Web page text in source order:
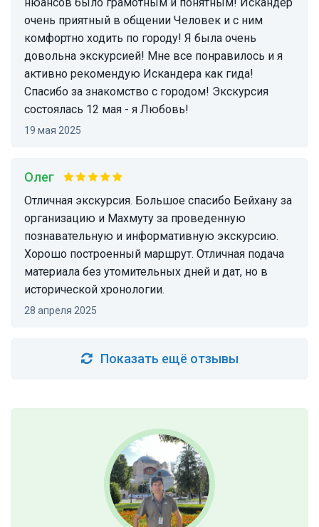
очень приятный в общении Человек и с ним
комфортно ходить по городу! Я была очень
довольна экскурсией! Мне все понравилось и я
активно рекомендую Искандера как гида!
Спасибо за знакомство с городом! Экскурсия
состоялась 12 мая - я Любовь!
19 мая 2025
Олег
Отличная экскурсия. Большое спасибо Бейхану за
организацию и Махмуту за проведенную
познавательную и информативную экскурсию.
Хорошо построенный маршрут. Отличная подача
материала без утомительных дней и дат, но в
исторической хронологии.
28 апреля 2025
Показать ещё отзывы